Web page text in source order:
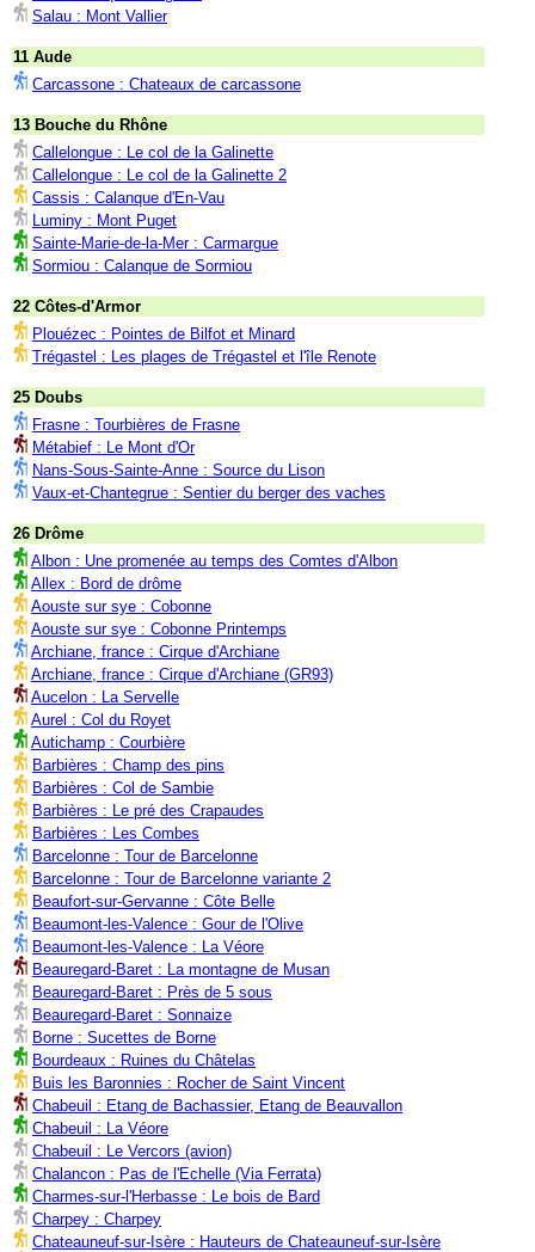
Salau : Mont Vallier
11 Aude
Carcassone : Chateaux de carcassone
13 Bouche du Rhône
Callelongue : Le col de la Galinette
Callelongue : Le col de la Galinette 2
Cassis : Calanque d'En-Vau
Luminy : Mont Puget
Sainte-Marie-de-la-Mer : Carmargue
Sormiou : Calanque de Sormiou
22 Côtes-d'Armor
Plouézec : Pointes de Bilfot et Minard
Trégastel : Les plages de Trégastel et l'île Renote
25 Doubs
Frasne : Tourbières de Frasne
Métabief : Le Mont d'Or
Nans-Sous-Sainte-Anne : Source du Lison
Vaux-et-Chantegrue : Sentier du berger des vaches
26 Drôme
Albon : Une promenée au temps des Comtes d'Albon
Allex : Bord de drôme
Aouste sur sye : Cobonne
Aouste sur sye : Cobonne Printemps
Archiane, france : Cirque d'Archiane
Archiane, france : Cirque d'Archiane (GR93)
Aucelon : La Servelle
Aurel : Col du Royet
Autichamp : Courbière
Barbières : Champ des pins
Barbières : Col de Sambie
Barbières : Le pré des Crapaudes
Barbières : Les Combes
Barcelonne : Tour de Barcelonne
Barcelonne : Tour de Barcelonne variante 2
Beaufort-sur-Gervanne : Côte Belle
Beaumont-les-Valence : Gour de l'Olive
Beaumont-les-Valence : La Véore
Beauregard-Baret : La montagne de Musan
Beauregard-Baret : Près de 5 sous
Beauregard-Baret : Sonnaize
Borne : Sucettes de Borne
Bourdeaux : Ruines du Châtelas
Buis les Baronnies : Rocher de Saint Vincent
Chabeuil : Etang de Bachassier, Etang de Beauvallon
Chabeuil : La Véore
Chabeuil : Le Vercors (avion)
Chalancon : Pas de l'Echelle (Via Ferrata)
Charmes-sur-l'Herbasse : Le bois de Bard
Charpey : Charpey
Chateauneuf-sur-Isère : Hauteurs de Chateauneuf-sur-Isère